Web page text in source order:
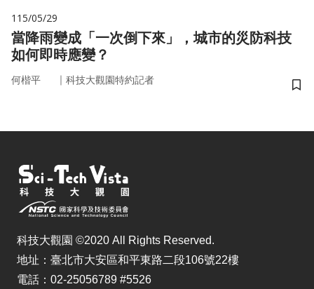
115/05/29
當降雨變成「一次倒下來」，城市的災防科技
如何即時應變？
何楷平 ｜ 科技大觀園特約記者
儲
科技大觀園 ©2020 All Rights Reserved.
地址：臺北市大安區和平東路二段106號22樓
電話：02-25056789 #5526